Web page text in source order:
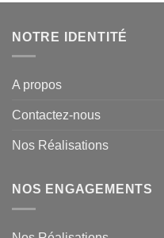
NOTRE IDENTITÉ
A propos
Contactez-nous
Nos Réalisations
NOS ENGAGEMENTS